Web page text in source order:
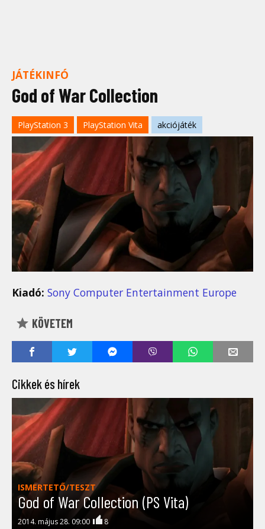
JÁTÉKINFÓ
God of War Collection
PlayStation 3 PlayStation Vita akciójáték
Kiadó: Sony Computer Entertainment Europe
KÖVETEM
Cikkek és hírek
ISMERTETŐ/TESZT
God of War Collection (PS Vita)
2014. május 28. 09:00 8